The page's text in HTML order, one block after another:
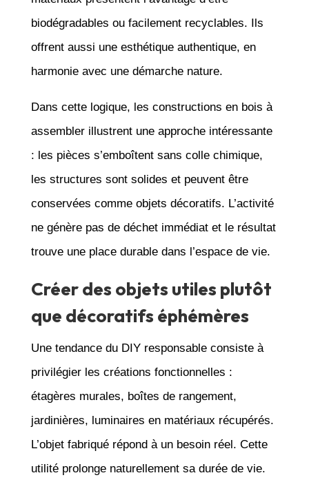
biodégradables ou facilement recyclables. Ils
offrent aussi une esthétique authentique, en
harmonie avec une démarche nature.
Dans cette logique, les constructions en bois à
assembler illustrent une approche intéressante
: les pièces s’emboîtent sans colle chimique,
les structures sont solides et peuvent être
conservées comme objets décoratifs. L’activité
ne génère pas de déchet immédiat et le résultat
trouve une place durable dans l’espace de vie.
Créer des objets utiles plutôt
que décoratifs éphémères
Une tendance du DIY responsable consiste à
privilégier les créations fonctionnelles :
étagères murales, boîtes de rangement,
jardinières, luminaires en matériaux récupérés.
L’objet fabriqué répond à un besoin réel. Cette
utilité prolonge naturellement sa durée de vie.